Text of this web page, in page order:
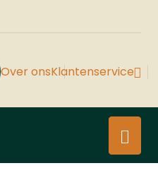
Over onsKlantenservice